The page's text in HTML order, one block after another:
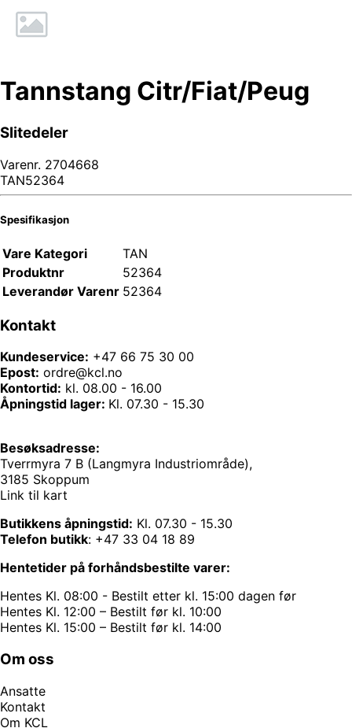
Tannstang Citr/Fiat/Peug
Slitedeler
Varenr. 2704668
TAN52364
Spesifikasjon
Vare Kategori
TAN
Produktnr
52364
Leverandør Varenr 52364
Kontakt
Kundeservice: +47 66 75 30 00
Epost: ordre@kcl.no
Kontortid: kl. 08.00 - 16.00
Åpningstid lager: Kl. 07.30 - 15.30
Besøksadresse:
Tverrmyra 7 B (Langmyra Industriområde),
3185 Skoppum
Link til kart
Butikkens åpningstid: Kl. 07.30 - 15.30
Telefon butikk: +47 33 04 18 89
Hentetider på forhåndsbestilte varer:
Hentes Kl. 08:00 - Bestilt etter kl. 15:00 dagen før
Hentes Kl. 12:00 – Bestilt før kl. 10:00
Hentes Kl. 15:00 – Bestilt før kl. 14:00
Om oss
Ansatte
Kontakt
Om KCL